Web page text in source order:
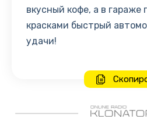
вкусный кофе, а в гараже
красками быстрый
удачи!